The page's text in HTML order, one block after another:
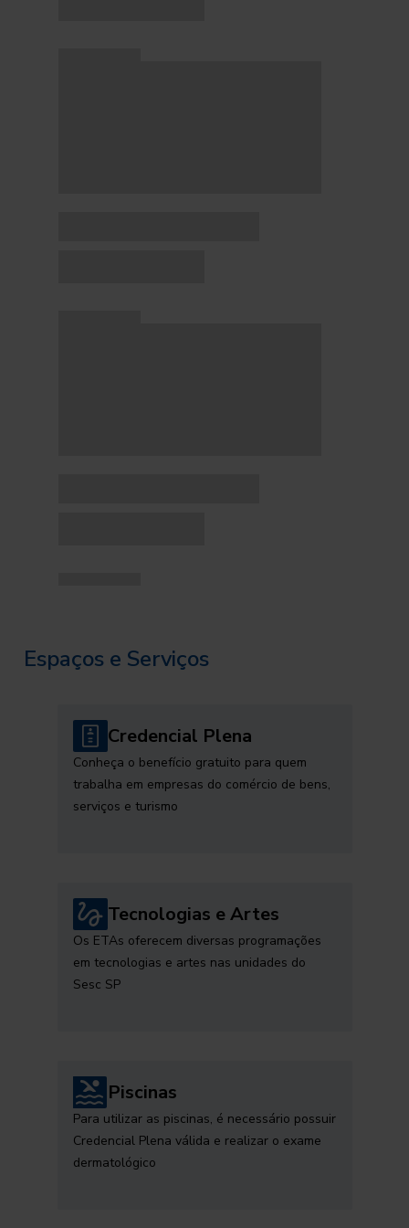
Espaços e Serviços
Credencial Plena
Conheça o benefício gratuito para quem
trabalha em empresas do comércio de bens,
serviços e turismo
Tecnologias e Artes
Os ETAs oferecem diversas programações
em tecnologias e artes nas unidades do
Sesc SP
Piscinas
Para utilizar as piscinas, é necessário possuir
Credencial Plena válida e realizar o exame
dermatológico